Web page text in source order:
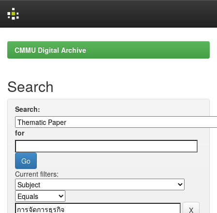
navigationCMMU Digital Archive
Search
Search:
for
Current filters: